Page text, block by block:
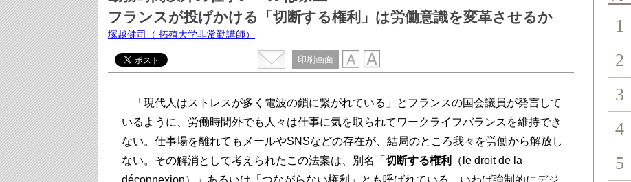
フランスが投げかける「切断する権利」は労働意識を変革させるか
塚越健司 （ 拓殖大学非常勤講師）
印刷画面
「現代人はストレスが多く電波の鎖に繋がれている」とフランスの国会議員が発言して
いるように、労働時間外でも人々は仕事に気を取られてワークライフバランスを維持でき
ない。仕事場を離れてもメールやSNSなどの存在が、結局のところ我々を労働から解放し
ない。その解消として考えられたこの法案は、別名「 切断する権利
（le droit de la
déconnexion）」あるいは「つながらない権利」とも呼ばれている。いわば強制的にデジ
1
2
3
4
5